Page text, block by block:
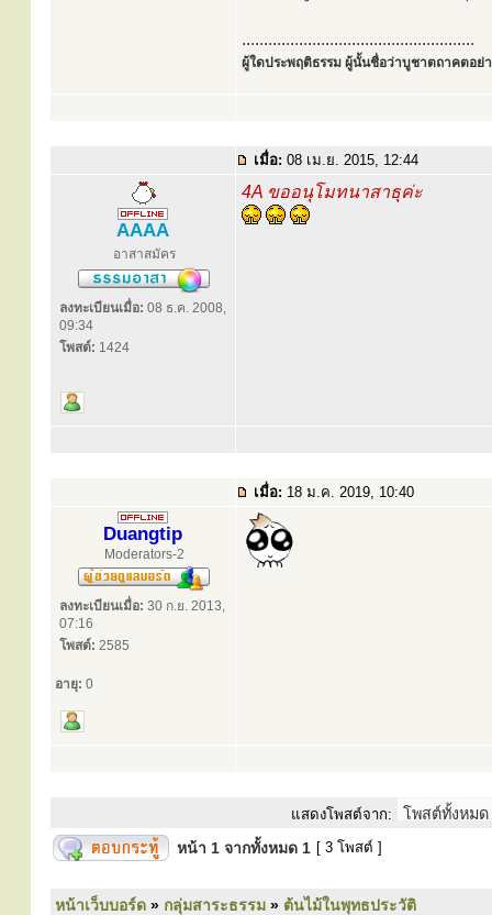
.....................................................
ผู้ใดประพฤติธรรม ผู้นั้นชื่อว่าบูชาตถาคตอย่า
เมื่อ: 08 เม.ย. 2015, 12:44
AAAA
อาสาสมัคร
ลงทะเบียนเมื่อ: 08 ธ.ค. 2008,
09:34
โพสต์: 1424
4A ขออนุโมทนาสาธุค่ะ
เมื่อ: 18 ม.ค. 2019, 10:40
Duangtip
Moderators-2
ลงทะเบียนเมื่อ: 30 ก.ย. 2013,
07:16
โพสต์: 2585
อายุ: 0
แสดงโพสต์จาก:
หน้า 1 จากทั้งหมด 1 [ 3 โพสต์ ]
หน้าเว็บบอร์ด » กลุ่มสาระธรรม » ต้นไม้ในพุทธประวัติ